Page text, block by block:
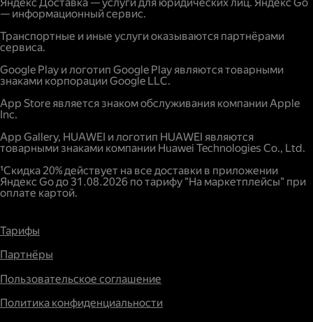
— информационный сервис.
Транспортные и иные услуги оказываются партнёрами
сервиса.
Google Play и логотип Google Play являются товарными
знаками корпорации Google LLC.
App Store является знаком обслуживания компании Apple
Inc.
App Gallery, HUAWEI и логотип HUAWEI являются
товарными знаками компании Huawei Technologies Co., Ltd.
¹Скидка 20% действует на все доставки в приложении
Яндекс Go до 31.08.2026 по тарифу "На маркетплейсы" при
оплате картой.
Тарифы
Партнёры
Пользовательское соглашение
Политика конфиденциальности